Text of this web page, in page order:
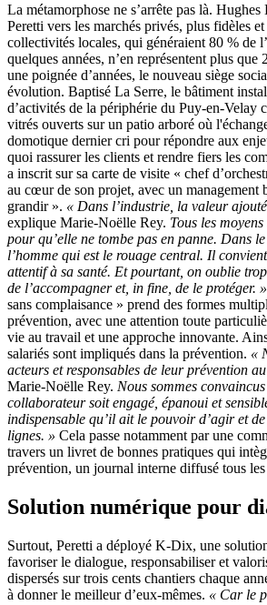
La métamorphose ne s’arrête pas là.
Peretti vers les marchés privés, plus fidèles
collectivités locales, qui généraient 80 % de
quelques années, n’en représentent plus
une poignée d’années, le nouveau siège
évolution. Baptisé La Serre, le bâtiment
d’activités de la périphérie du Puy-en-Velay
vitrés ouverts sur un patio arboré où
domotique dernier cri pour répondre aux
quoi rassurer les clients et rendre fiers les
a inscrit sur sa carte de visite « chef
au cœur de son projet, avec un management
grandir ». « Dans l’industrie, la valeur
explique Marie-Noëlle Rey. Tous les
pour qu’elle ne tombe pas en panne. Dans
l’homme qui est le rouage central. Il
attentif à sa santé. Et pourtant, on oublie trop
de l’accompagner et, in fine, de le protéger. »
sans complaisance » prend des formes
prévention, avec une attention toute
vie au travail et une approche innovante.
salariés sont impliqués dans la prévention. «
acteurs et responsables de leur prévention
Marie-Noëlle Rey. Nous sommes
collaborateur soit engagé, épanoui et
indispensable qu’il ait le pouvoir d’agir et
lignes. » Cela passe notamment par une
travers un livret de bonnes pratiques qui
prévention, un journal interne diffusé tous
Solution numérique pour
Surtout, Peretti a déployé K-Dix, une
favoriser le dialogue, responsabiliser et
dispersés sur trois cents chantiers chaque
à donner le meilleur d’eux-mêmes. « Car le